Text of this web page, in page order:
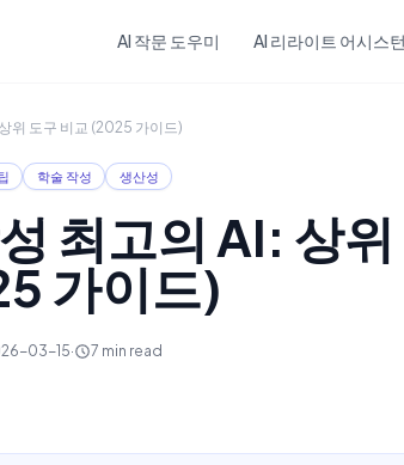
AI 작문 도우미 AI 리라이트 어시스
위 도구 비교 (2025 가이드)
학술 작성 생산성
최고의 AI: 상
가이드)
03-15· 7 min read